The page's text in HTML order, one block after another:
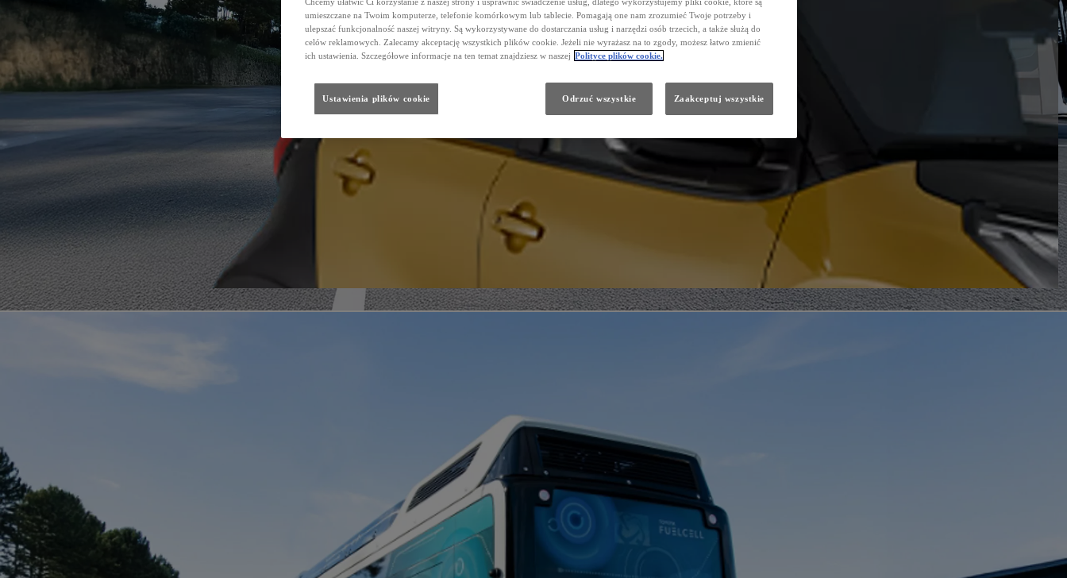
umieszczane na Twoim komputerze, telefonie komórkowym lub tablecie. Pomagają one nam zrozumieć Twoje potrzeby i
ulepszać funkcjonalność naszej witryny. Są wykorzystywane do dostarczania usług i narzędzi osób trzecich, a także służą do
celów reklamowych. Zalecamy akceptację wszystkich plików cookie. Jeżeli nie wyrażasz na to zgody, możesz łatwo zmienić
ich ustawienia. Szczegółowe informacje na ten temat znajdziesz w naszej Polityce plików cookie.
Ustawienia plików cookie Odrzuć wszystkie Zaakceptuj wszystkie